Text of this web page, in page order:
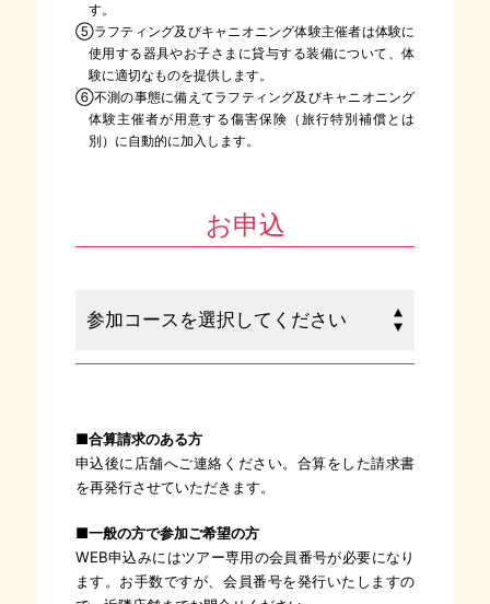
す。
⑤ラフティング及びキャニオニング体験主催者は体験に
使用する器具やお子さまに貸与する装備について、体
験に適切なものを提供します。
⑥不測の事態に備えてラフティング及びキャニオニング
体験主催者が用意する傷害保険（旅行特別補償とは
別）に自動的に加入します。
お申込
■合算請求のある方
申込後に店舗へご連絡ください。合算をした請求書
を再発行させていただきます。
■一般の方で参加ご希望の方
WEB申込みにはツアー専用の会員番号が必要になり
ます。お手数ですが、会員番号を発行いたしますの